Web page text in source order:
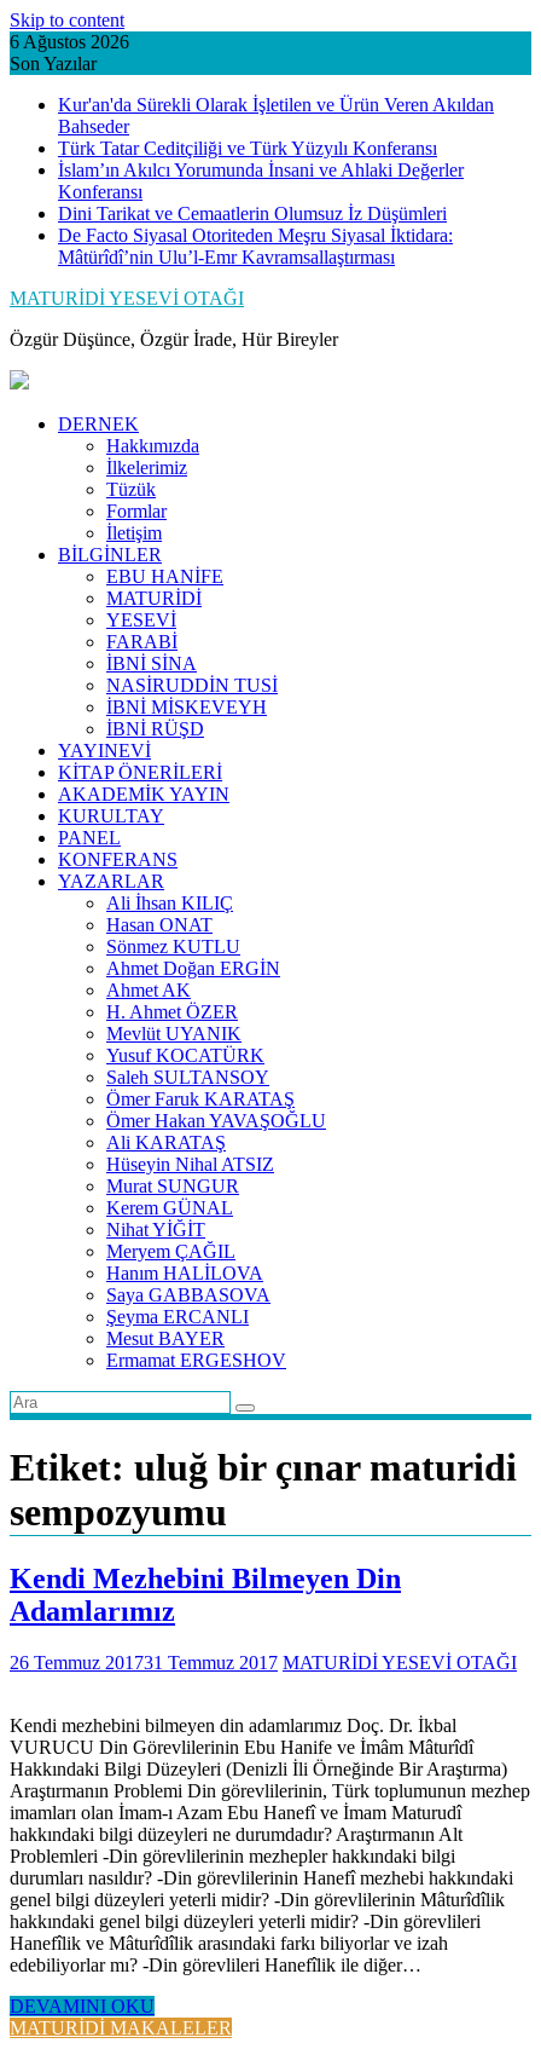
Skip to content
6 Ağustos 2026
Son Yazılar
Kur'an'da Sürekli Olarak İşletilen ve Ürün Veren Akıldan
Bahseder
Türk Tatar Ceditçiliği ve Türk Yüzyılı Konferansı
İslam’ın Akılcı Yorumunda İnsani ve Ahlaki Değerler
Konferansı
Dini Tarikat ve Cemaatlerin Olumsuz İz Düşümleri
De Facto Siyasal Otoriteden Meşru Siyasal İktidara:
Mâtürîdî’nin Ulu’l-Emr Kavramsallaştırması
MATURİDİ YESEVİ OTAĞI
Özgür Düşünce, Özgür İrade, Hür Bireyler
DERNEK
Hakkımızda
İlkelerimiz
Tüzük
Formlar
İletişim
BİLGİNLER
EBU HANİFE
MATURİDİ
YESEVİ
FARABİ
İBNİ SİNA
NASİRUDDİN TUSİ
İBNİ MİSKEVEYH
İBNİ RÜŞD
YAYINEVİ
KİTAP ÖNERİLERİ
AKADEMİK YAYIN
KURULTAY
PANEL
KONFERANS
YAZARLAR
Ali İhsan KILIÇ
Hasan ONAT
Sönmez KUTLU
Ahmet Doğan ERGİN
Ahmet AK
H. Ahmet ÖZER
Mevlüt UYANIK
Yusuf KOCATÜRK
Saleh SULTANSOY
Ömer Faruk KARATAŞ
Ömer Hakan YAVAŞOĞLU
Ali KARATAŞ
Hüseyin Nihal ATSIZ
Murat SUNGUR
Kerem GÜNAL
Nihat YİĞİT
Meryem ÇAĞIL
Hanım HALİLOVA
Saya GABBASOVA
Şeyma ERCANLI
Mesut BAYER
Ermamat ERGESHOV
Etiket: uluğ bir çınar maturidi
sempozyumu
Kendi Mezhebini Bilmeyen Din
Adamlarımız
26 Temmuz 201731 Temmuz 2017 MATURİDİ YESEVİ OTAĞI
Kendi mezhebini bilmeyen din adamlarımız Doç. Dr. İkbal
VURUCU Din Görevlilerinin Ebu Hanife ve İmâm Mâturîdî
Hakkındaki Bilgi Düzeyleri (Denizli İli Örneğinde Bir Araştırma)
Araştırmanın Problemi Din görevlilerinin, Türk toplumunun mezhep
imamları olan İmam-ı Azam Ebu Hanefî ve İmam Maturudî
hakkındaki bilgi düzeyleri ne durumdadır? Araştırmanın Alt
Problemleri -Din görevlilerinin mezhepler hakkındaki bilgi
durumları nasıldır? -Din görevlilerinin Hanefî mezhebi hakkındaki
genel bilgi düzeyleri yeterli midir? -Din görevlilerinin Mâturîdîlik
hakkındaki genel bilgi düzeyleri yeterli midir? -Din görevlileri
Hanefîlik ve Mâturîdîlik arasındaki farkı biliyorlar ve izah
edebiliyorlar mı? -Din görevlileri Hanefîlik ile diğer…
DEVAMINI OKU
MATURİDİ MAKALELER